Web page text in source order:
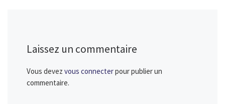
Laissez un commentaire
Vous devez vous connecterpour publier un
commentaire.